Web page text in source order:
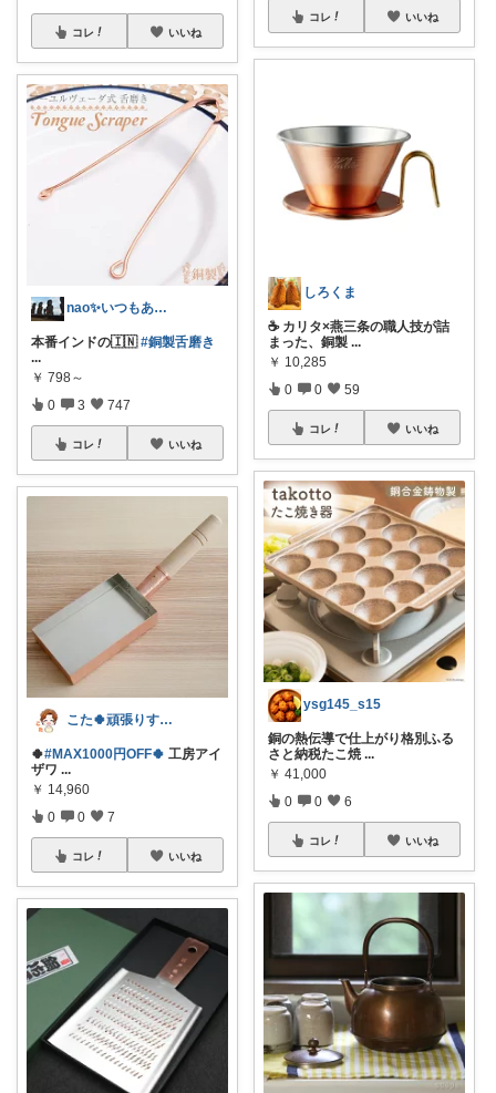
コレ いいね
nao✨いつもありがとう😊
本番インドの🇮🇳#銅製舌磨き
...
￥ 798～
0 3 747
コレ いいね
こた🍀頑張りすぎない主婦
🍀#MAX1000円OFF🍀 工房アイ
ザワ ...
￥ 14,960
0 0 7
コレ いいね
コレ いいね
しろくま
☕ カリタ×燕三条の職人技が詰
まった、銅製 ...
￥ 10,285
0 0 59
コレ いいね
ysg145_s15
銅の熱伝導で仕上がり格別ふる
さと納税たこ焼 ...
￥ 41,000
0 0 6
コレ いいね